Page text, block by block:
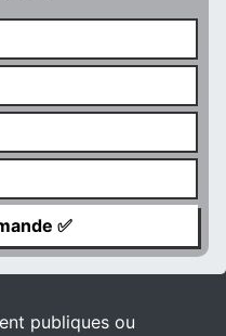
publiques ou